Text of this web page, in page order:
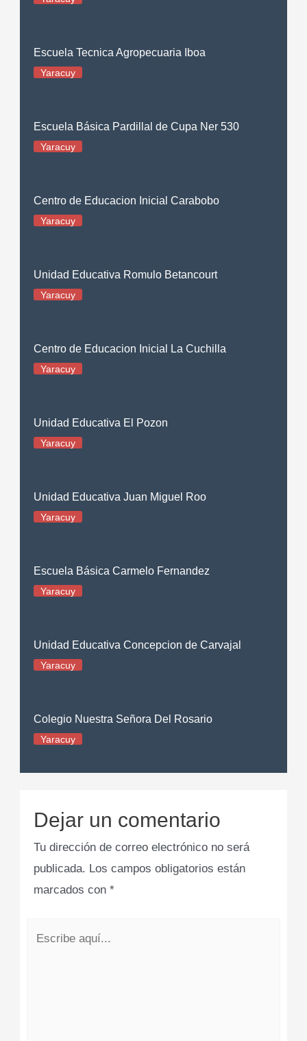
Escuela Tecnica Agropecuaria Iboa
Yaracuy
Escuela Básica Pardillal de Cupa Ner 530
Yaracuy
Centro de Educacion Inicial Carabobo
Yaracuy
Unidad Educativa Romulo Betancourt
Yaracuy
Centro de Educacion Inicial La Cuchilla
Yaracuy
Unidad Educativa El Pozon
Yaracuy
Unidad Educativa Juan Miguel Roo
Yaracuy
Escuela Básica Carmelo Fernandez
Yaracuy
Unidad Educativa Concepcion de Carvajal
Yaracuy
Colegio Nuestra Señora Del Rosario
Yaracuy
Dejar un comentario
Tu dirección de correo electrónico no será
publicada. Los campos obligatorios están
marcados con*